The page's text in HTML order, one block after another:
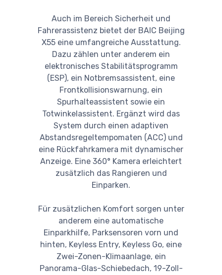
Auch im Bereich Sicherheit und
Fahrerassistenz bietet der BAIC Beijing
X55 eine umfangreiche Ausstattung.
Dazu zählen unter anderem ein
elektronisches Stabilitätsprogramm
(ESP), ein Notbremsassistent, eine
Frontkollisionswarnung, ein
Spurhalteassistent sowie ein
Totwinkelassistent. Ergänzt wird das
System durch einen adaptiven
Abstandsregeltempomaten (ACC) und
eine Rückfahrkamera mit dynamischer
Anzeige. Eine 360° Kamera erleichtert
zusätzlich das Rangieren und
Einparken.
Für zusätzlichen Komfort sorgen unter
anderem eine automatische
Einparkhilfe, Parksensoren vorn und
hinten, Keyless Entry, Keyless Go, eine
Zwei-Zonen-Klimaanlage, ein
Panorama-Glas-Schiebedach, 19-Zoll-